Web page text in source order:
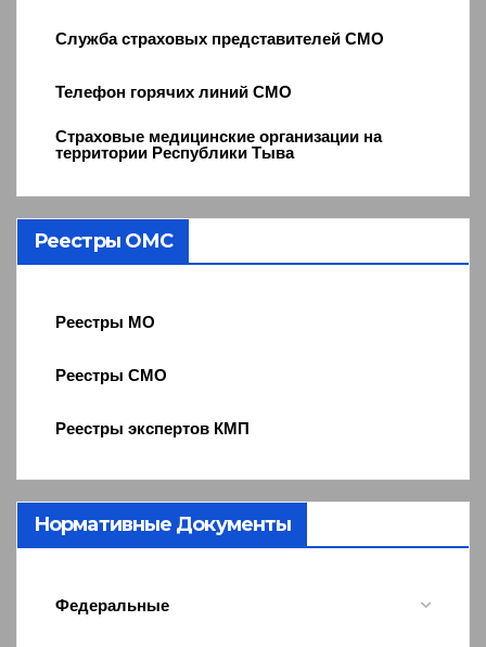
Служба страховых представителей СМО
Телефон горячих линий СМО
Страховые медицинские организации на
территории Республики Тыва
Реестры ОМС
Реестры МО
Реестры СМО
Реестры экспертов КМП
Нормативные Документы
Федеральные